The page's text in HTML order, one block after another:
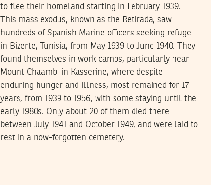
to flee their homeland starting in February 1939.
This mass exodus, known as the Retirada, saw
hundreds of Spanish Marine officers seeking refuge
in Bizerte, Tunisia, from May 1939 to June 1940. They
found themselves in work camps, particularly near
Mount Chaambi in Kasserine, where despite
enduring hunger and illness, most remained for 17
years, from 1939 to 1956, with some staying until the
early 1980s. Only about 20 of them died there
between July 1941 and October 1949, and were laid to
rest in a now-forgotten cemetery.